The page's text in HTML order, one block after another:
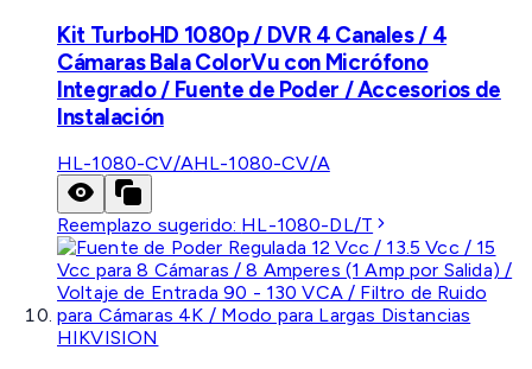
Kit TurboHD 1080p / DVR 4 Canales / 4
Cámaras Bala ColorVu con Micrófono
Integrado / Fuente de Poder / Accesorios de
Instalación
HL-1080-CV/AHL-1080-CV/A
Reemplazo sugerido: HL-1080-DL/T
HIKVISION